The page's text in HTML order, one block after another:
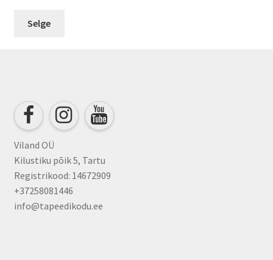
Selge
Viland OÜ
Kilustiku põik 5, Tartu
Registrikood: 14672909
+37258081446
info@tapeedikodu.ee